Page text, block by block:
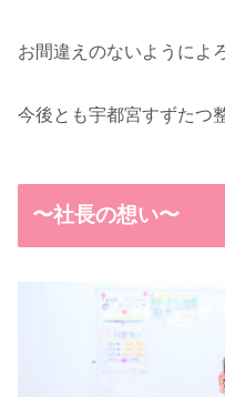
お間違えのないようによ
今後とも宇都宮すずたつ
〜社長の想い〜